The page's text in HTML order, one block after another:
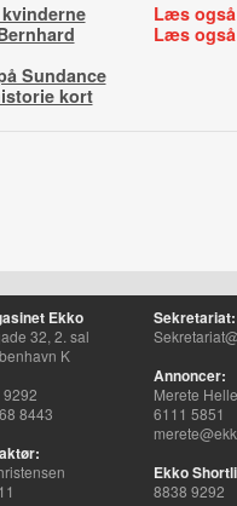
Sundance
kort
Læs
Læs
Ekko
32, 2. sal
K
9292
8443
Sekretariat:
Annoncer:
Merete
6111 5851
Ekko
8838 9292